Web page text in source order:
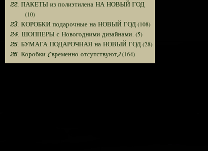
22. ПАКЕТЫ из полиэтилена НА НОВЫЙ ГОД
(10)
23. КОРОБКИ подарочные на НОВЫЙ ГОД(108)
24. ШОППЕРЫ с Новогодними дизайнами. (5)
25. БУМАГА ПОДАРОЧНАЯ на НОВЫЙ ГОД(28)
26. Коробки (временно отсутствуют)(164)